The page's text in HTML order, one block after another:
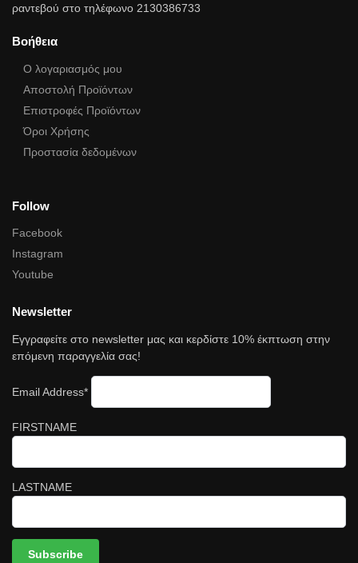
ραντεβού στο τηλέφωνο 2130386733
Βοήθεια
Ο λογαριασμός μου
Αποστολή Προϊόντων
Επιστροφές Προϊόντων
Όροι Χρήσης
Προστασία δεδομένων
Follow
Facebook
Instagram
Youtube
Newsletter
Εγγραφείτε στο newsletter μας και κερδίστε 10% έκπτωση στην
επόμενη παραγγελία σας!
Email Address*
FIRSTNAME
LASTNAME